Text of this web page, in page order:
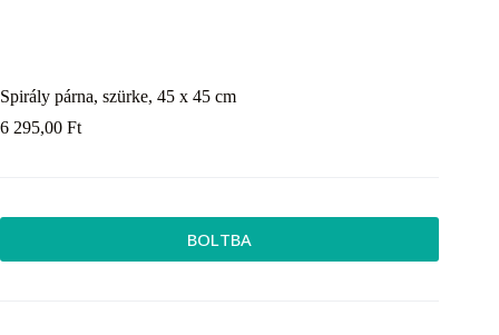
Spirály párna, szürke, 45 x 45 cm
6 295,00 Ft
BOLTBA